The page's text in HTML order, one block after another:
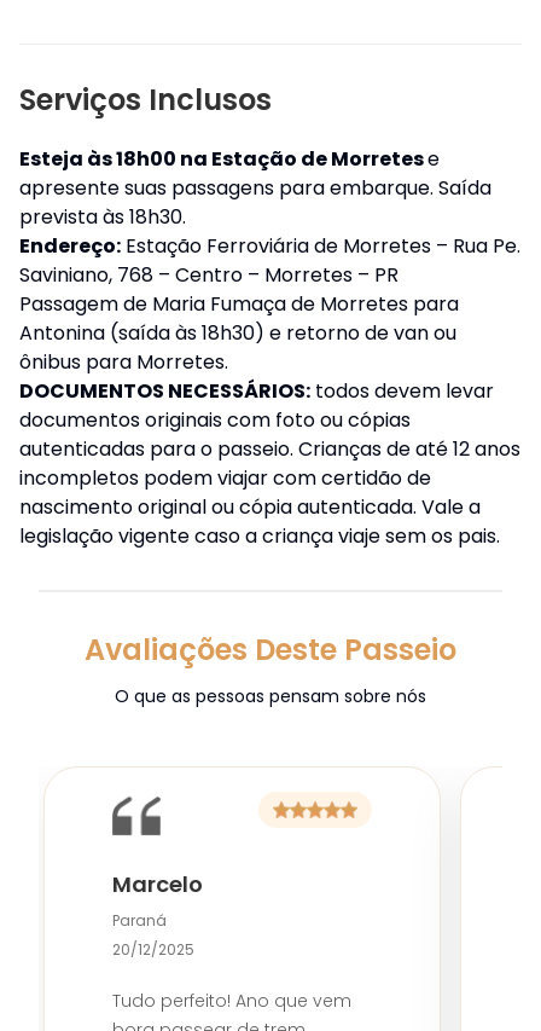
Serviços Inclusos
Esteja às 18h00 na Estação de Morretese
apresente suas passagens para embarque. Saída
prevista às 18h30.
Endereço: Estação Ferroviária de Morretes – Rua Pe.
Saviniano, 768 – Centro – Morretes – PR
Passagem de Maria Fumaça de Morretes para
Antonina (saída às 18h30) e retorno de van ou
ônibus para Morretes.
DOCUMENTOS NECESSÁRIOS: todos devem levar
documentos originais com foto ou cópias
autenticadas para o passeio. Crianças de até 12 anos
incompletos podem viajar com certidão de
nascimento original ou cópia autenticada. Vale a
legislação vigente caso a criança viaje sem os pais.
Avaliações Deste Passeio
O que as pessoas pensam sobre nós
Marcelo
Paraná
20/12/2025
Tudo perfeito! Ano que vem